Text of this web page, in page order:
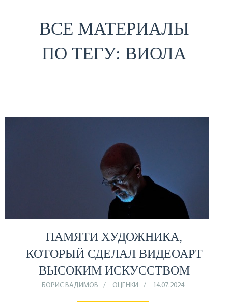
ВСЕ МАТЕРИАЛЫ
ПО ТЕГУ: ВИОЛА
ПАМЯТИ ХУДОЖНИКА,
КОТОРЫЙ СДЕЛАЛ ВИДЕОАРТ
ВЫСОКИМ ИСКУССТВОМ
БОРИС ВАДИМОВ ОЦЕНКИ 14.07.2024